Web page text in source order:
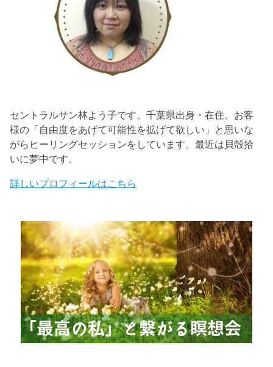
セントラルサン林よう子です。千葉県出身・在住。お客
様の「自由度をあげて可能性を拡げて欲しい」と思いな
がらヒーリングセッションをしています。最近は貝殻拾
いに夢中です。
詳しいプロフィールはこちら